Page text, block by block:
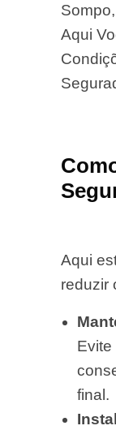
Aqui
reduzir
Evite
final.